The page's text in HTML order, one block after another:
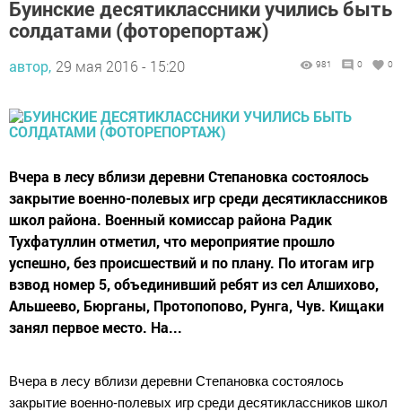
Буинские десятиклассники учились быть
солдатами (фоторепортаж)
автор, 29 мая 2016 - 15:20 981 0 0
Вчера в лесу вблизи деревни Степановка состоялось
закрытие военно-полевых игр среди десятиклассников
школ района. Военный комиссар района Радик
Тухфатуллин отметил, что мероприятие прошло
успешно, без происшествий и по плану. По итогам игр
взвод номер 5, объединивший ребят из сел Алшихово,
Альшеево, Бюрганы, Протопопово, Рунга, Чув. Кищаки
занял первое место. На...
Вчера в лесу вблизи деревни Степановка состоялось
закрытие военно-полевых игр среди десятиклассников школ